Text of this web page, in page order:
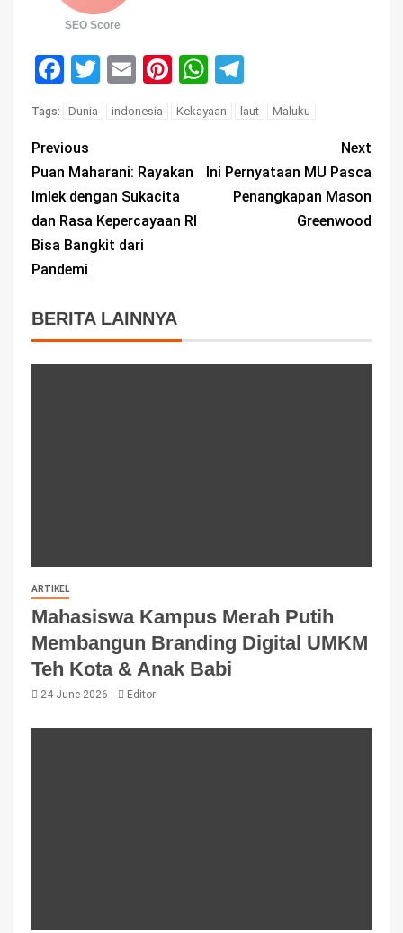
SEO Score
Facebook
Twitter
EmailPinterest
WhatsApp
Tags: Dunia indonesia Kekayaan laut Maluku
Previous
Puan Maharani: Rayakan
Imlek dengan Sukacita
dan Rasa Kepercayaan RI
Bisa Bangkit dari
Pandemi
Next
Ini Pernyataan MU Pasca
Penangkapan Mason
Greenwood
BERITA LAINNYA
ARTIKEL
Mahasiswa Kampus Merah Putih
Membangun Branding Digital UMKM
Teh Kota & Anak Babi
24 June 2026 Editor